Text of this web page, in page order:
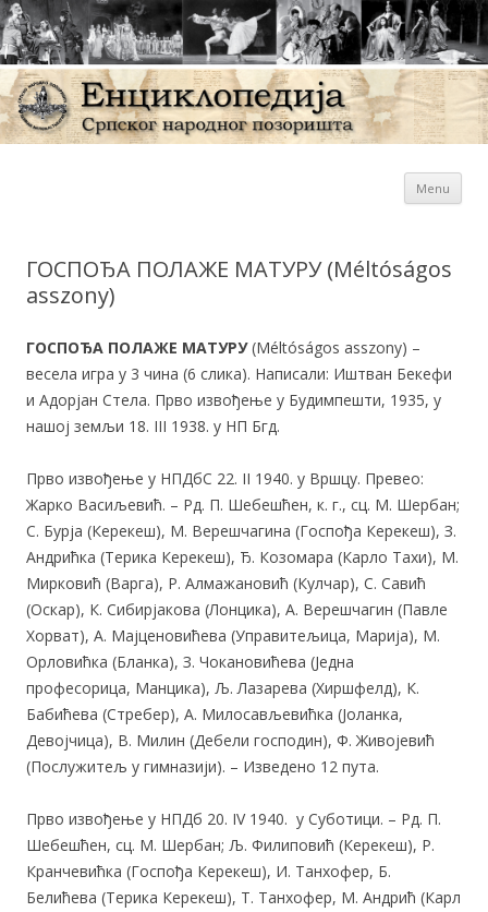
Енциклопедија СрпскогMenu
ГОСПОЂА ПОЛАЖЕ МАТУРУ (Méltóságos
asszony)
ГОСПОЂА ПОЛАЖЕ МАТУРУ(Méltóságos asszony) –
весела игра у 3 чина (6 слика). Написали: Иштван Бекефи
и Адорјан Стела. Прво извођење у Будимпешти, 1935, у
нашој земљи 18. III 1938. у НП Бгд.
Прво извођење у НПДбС 22. II 1940. у Вршцу. Превео:
Жарко Васиљевић. – Рд. П. Шебешћен, к. г., сц. М. Шербан;
С. Бурја (Керекеш), М. Верешчагина (Госпођа Керекеш), З.
Андрићка (Терика Керекеш), Ђ. Козомара (Карло Тахи), М.
Мирковић (Варга), Р. Алмажановић (Кулчар), С. Савић
(Оскар), К. Сибирјакова (Лонцика), А. Верешчагин (Павле
Хорват), А. Мајценовићева (Управитељица, Марија), М.
Орловићка (Бланка), З. Чокановићева (Једна
професорица, Манцика), Љ. Лазарева (Хиршфелд), К.
Бабићева (Стребер), А. Милосављевићка (Јоланка,
Девојчица), В. Милин (Дебели господин), Ф. Живојевић
(Послужитељ у гимназији). – Изведено 12 пута.
Прво извођење у НПДб 20. IV 1940. у Суботици. – Рд. П.
Шебешћен, сц. М. Шербан; Љ. Филиповић (Керекеш), Р.
Кранчевићка (Госпођа Керекеш), И. Танхофер, Б.
Белићева (Терика Керекеш), Т. Танхофер, М. Андрић (Карл